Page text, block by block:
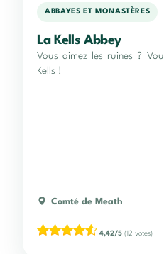
ABBAYES ET MONASTÈRES
La Kells Abbey
Vous aimez les ruines ?
Kells !
Comté de Meath
4,42/5 (12 votes)